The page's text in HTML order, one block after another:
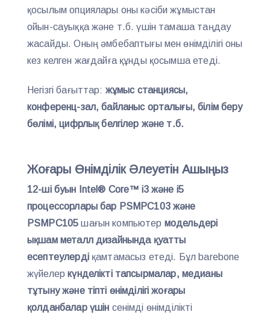
қосылым опциялары оны кәсіби жұмыстан
ойын-сауыққа және т.б. үшін тамаша таңдау
жасайды. Оның әмбебаптығы мен өнімділігі оны
кез келген жағдайға құнды қосымша етеді.
Негізгі бағыттар: жұмыс станциясы,
конференц-зал, байланыс орталығы, білім беру
бөлімі, цифрлық белгілер және т.б.
Жоғары Өнімділік Әлеуетін Ашыңыз
12-ші буын Intel® Core™ i3 және i5
процессорлары бар PSMPC103 және
PSMPC105шағын компьютер модельдері
ықшам металл дизайнында қуатты
есептеулердіқамтамасыз етеді. Бұл barebone
жүйелеркүнделікті тапсырмалар, медианы
тұтыну және тіпті өнімділігі жоғары
қолданбалар үшін сенімді өнімділікті